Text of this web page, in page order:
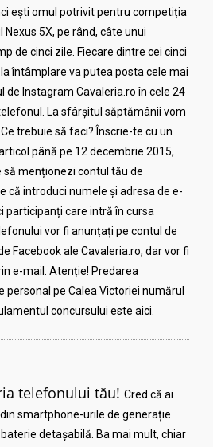
ești omul potrivit pentru competiția
5X, pe rând, câte unui
de cinci zile. Fiecare dintre cei cinci
întâmplare va putea posta cele mai
de Instagram Cavaleria.ro în cele 24
La sfârșitul săptămânii vom
trebuie să faci? Înscrie-te cu un
până pe 12 decembrie 2015,
să menționezi contul tău de
că introduci numele și adresa de e-
participanți care intră în cursa
vor fi anunțați pe contul de
Facebook ale Cavaleria.ro, dar vor fi
e-mail. Atenție! Predarea
personal pe Calea Victoriei numărul
concursului este aici.
telefonului tău! Cred că ai
smartphone-urile de generație
detașabilă. Ba mai mult, chiar